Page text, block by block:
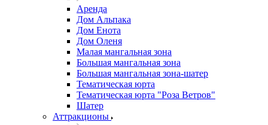
Аренда
Дом Альпака
Дом Енота
Дом Оленя
Малая мангальная зона
Большая мангальная зона
Большая мангальная зона-шатер
Тематическая юрта
Тематическая юрта "Роза Ветров"
Шатер
Аттракционы